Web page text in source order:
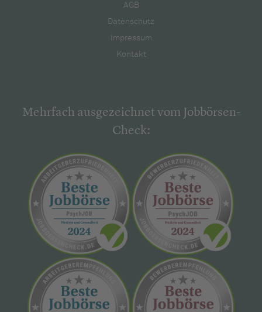
AGB
Datenschutz
Impressum
Kontakt
Mehrfach ausgezeichnet vom Jobbörsen-
Check: